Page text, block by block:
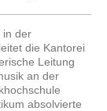
in der
die Kantorei
Leitung
an der
absolvierte